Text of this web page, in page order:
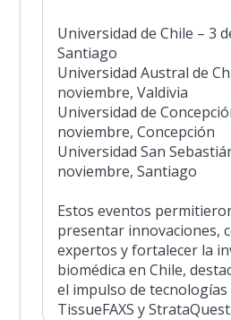
Universidad de Chile – 3
Santiago
Universidad Austral de
noviembre, Valdivia
Universidad de
noviembre, Concepción
Universidad San
noviembre, Santiago
Estos eventos
presentar innovaciones,
expertos y fortalecer la
biomédica en Chile,
el impulso de tecnologías
TissueFAXS y StrataQuest.